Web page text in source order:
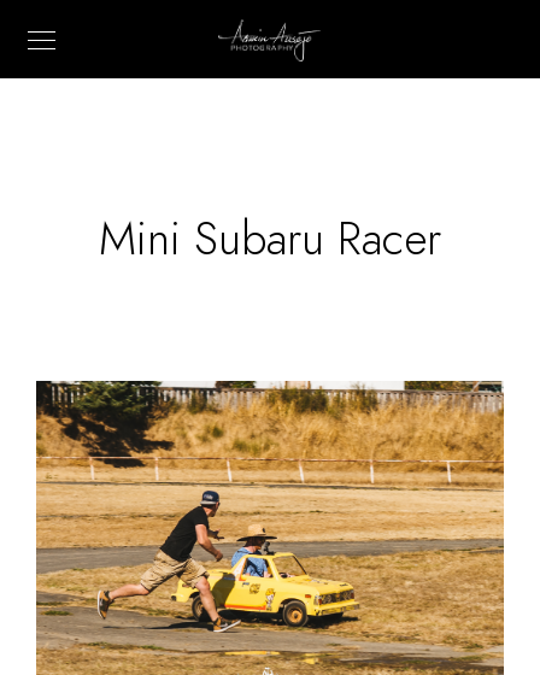
Mini Subaru Racer